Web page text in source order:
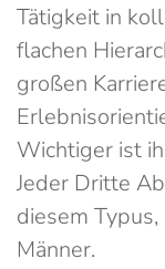
Tätigkeit in
flachen
großen
Wichtiger ist
Jeder Dritte
diesem
Männer.